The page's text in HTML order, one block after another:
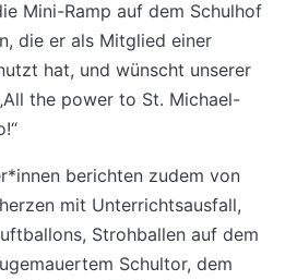
Mini-Ramp auf dem Schulhof
die er als Mitglied einer
hat, und wünscht unserer
the power to St. Michael-
berichten zudem von
mit Unterrichtsausfall,
Strohballen auf dem
Schultor, dem